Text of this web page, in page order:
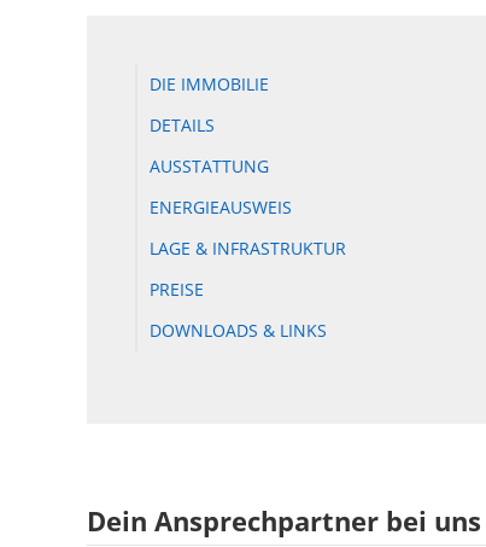
DIE IMMOBILIE
DETAILS
AUSSTATTUNG
ENERGIEAUSWEIS
LAGE & INFRASTRUKTUR
PREISE
DOWNLOADS & LINKS
Dein Ansprechpartner bei uns